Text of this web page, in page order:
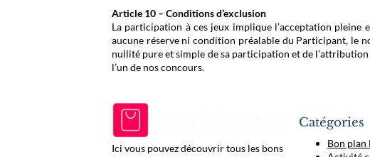
Article 10 – Conditions d’exclusion
La participation à ces jeux implique l’acceptation pleine
aucune réserve ni condition préalable du Participant, le
nullité pure et simple de sa participation et de l’attribution
l’un de nos concours.
Ici vous pouvez découvrir tous les bons
Catégories
Bon plan